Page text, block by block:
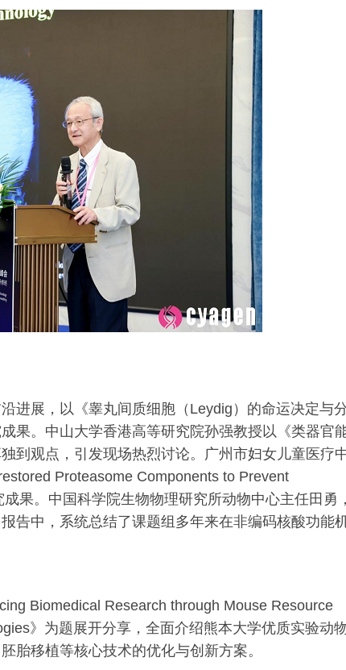
进展，以《睾丸间质细胞（Leydig）的命运决定与
果。中山大学香港高等研究院孙强教授以《类器官
到观点，引发现场热烈讨论。广州市妇女儿童医疗
Proteasome Components to Prevent
果。中国科学院生物物理研究所动物中心主任田勇，
告中，系统总结了课题组多年来在非编码核酸功能
Biomedical Research through Mouse Resource
》为题展开分享，全面介绍熊本大学优质实验动
胎移植等核心技术的优化与创新方案。